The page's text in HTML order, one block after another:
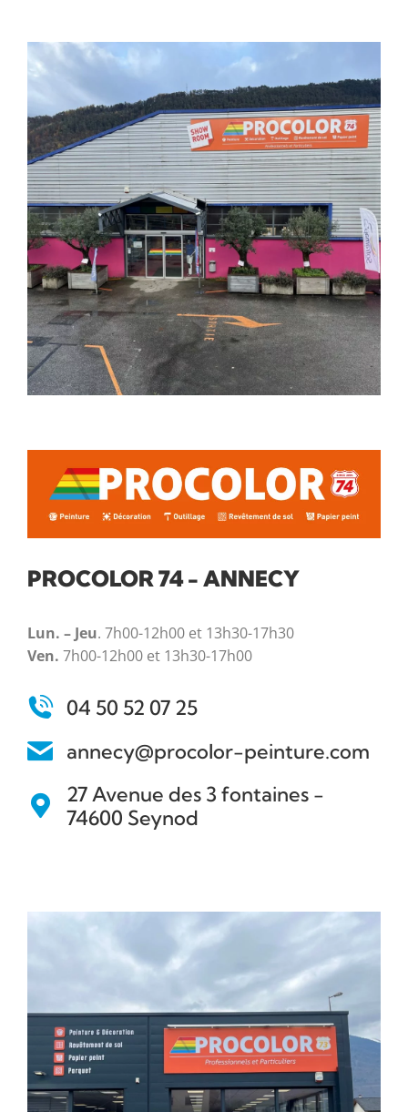
PROCOLOR 74 - ANNECY
Lun. – Jeu. 7h00-12h00 et 13h30-17h30
Ven. 7h00-12h00 et 13h30-17h00
04 50 52 07 25
annecy@procolor-peinture.com
27 Avenue des 3 fontaines -
74600 Seynod